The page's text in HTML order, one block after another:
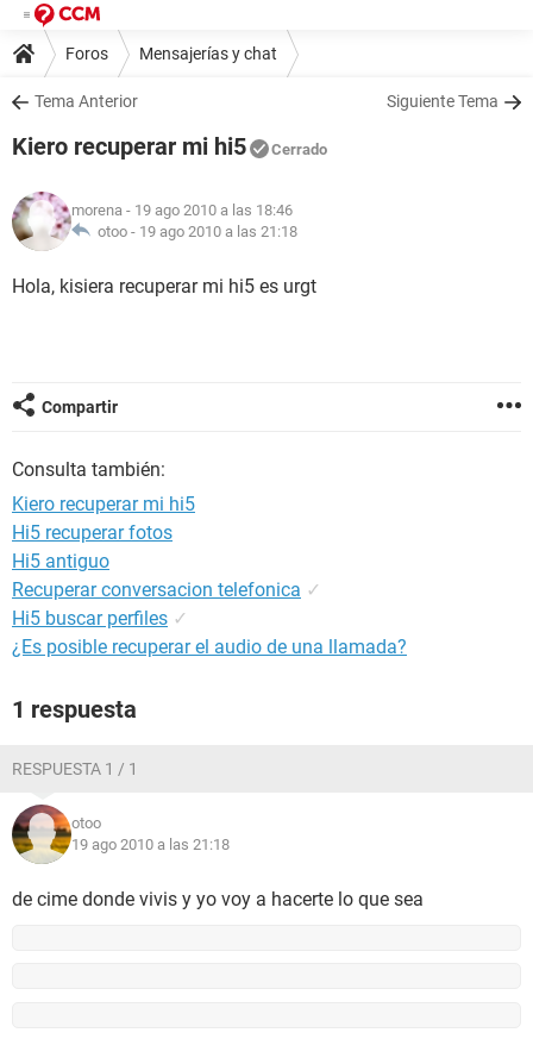
Foros Mensajerías y chat
Tema Anterior Siguiente Tema
Kiero recuperar mi hi5 Cerrado
morena - 19 ago 2010 a las 18:46
otoo - 19 ago 2010 a las 21:18
Hola, kisiera recuperar mi hi5 es urgt
Compartir
Consulta también:
Kiero recuperar mi hi5
Hi5 recuperar fotos
Hi5 antiguo
Recuperar conversacion telefonica ✓
Hi5 buscar perfiles ✓
¿Es posible recuperar el audio de una llamada?
1 respuesta
RESPUESTA 1 / 1
otoo
19 ago 2010 a las 21:18
de cime donde vivis y yo voy a hacerte lo que sea